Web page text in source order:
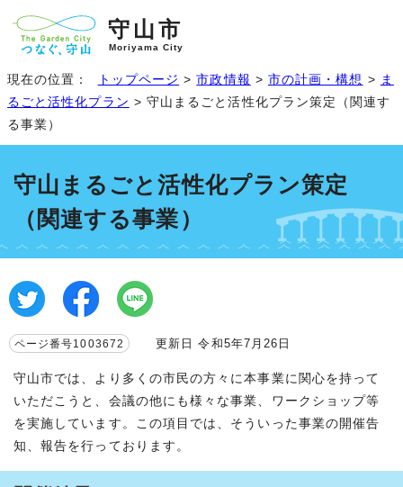
守山市
Moriyama City
現在の位置： トップページ >市政情報 > 市の計画・構想 > ま
るごと活性化プラン > 守山まるごと活性化プラン策定（関連す
る事業）
守山まるごと活性化プラン策定
（関連する事業）
ページ番号1003672 更新日 令和5年7月26日
守山市では、より多くの市民の方々に本事業に関心を持って
いただこうと、会議の他にも様々な事業、ワークショップ等
を実施しています。この項目では、そういった事業の開催告
知、報告を行っております。